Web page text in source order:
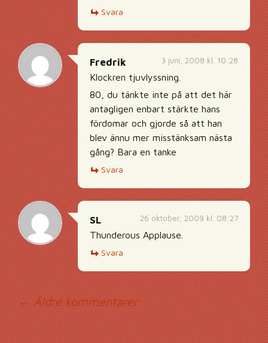
Svara
3 juni, 2008 kl. 10:28
Fredrik
Klockren tjuvlyssning.
80, du tänkte inte på att det här
antagligen enbart stärkte hans
fördomar och gjorde så att han
blev ännu mer misstänksam nästa
gång? Bara en tanke
Svara
26 oktober, 2009 kl. 08:27
SL
Thunderous Applause.
Svara
← Äldre kommentarer